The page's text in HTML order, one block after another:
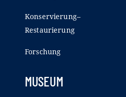
Konservierung–
Restaurierung
Forschung
MUSEUM